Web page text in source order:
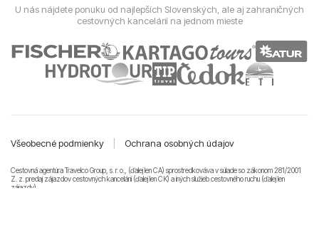
U nás nájdete ponuku od najlepších Slovenských, ale aj zahraničných
cestovných kancelárií na jednom mieste
Všeobecné podmienky Ochrana osobných údajov
Cestovná agentúra Travelco Group, s. r. o., (ďalej len CA) sprostredkováva v súlade so zákonom 281/2001
Z. z. predaj zájazdov cestovných kancelárii (ďalej len CK) a iných služieb cestovného ruchu (ďalej len
zájazdy).